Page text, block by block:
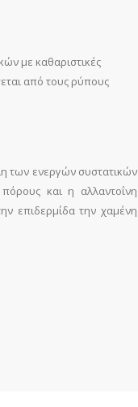
με καθαριστικές
από τους ρύπους
των ενεργών συστατικών
πόρους και η αλλαντοΐνη
επιδερμίδα την χαμένη